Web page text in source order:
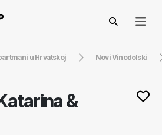
u Hrvatskoj Novi Vinodolski
&